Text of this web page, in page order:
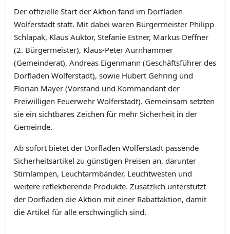
Der offizielle Start der Aktion fand im Dorfladen
Wolferstadt statt. Mit dabei waren Bürgermeister Philipp
Schlapak, Klaus Auktor, Stefanie Estner, Markus Deffner
(2. Bürgermeister), Klaus-Peter Aurnhammer
(Gemeinderat), Andreas Eigenmann (Geschäftsführer des
Dorfladen Wolferstadt), sowie Hubert Gehring und
Florian Mayer (Vorstand und Kommandant der
Freiwilligen Feuerwehr Wolferstadt). Gemeinsam setzten
sie ein sichtbares Zeichen für mehr Sicherheit in der
Gemeinde.
Ab sofort bietet der Dorfladen Wolferstadt passende
Sicherheitsartikel zu günstigen Preisen an, darunter
Stirnlampen, Leuchtarmbänder, Leuchtwesten und
weitere reflektierende Produkte. Zusätzlich unterstützt
der Dorfladen die Aktion mit einer Rabattaktion, damit
die Artikel für alle erschwinglich sind.